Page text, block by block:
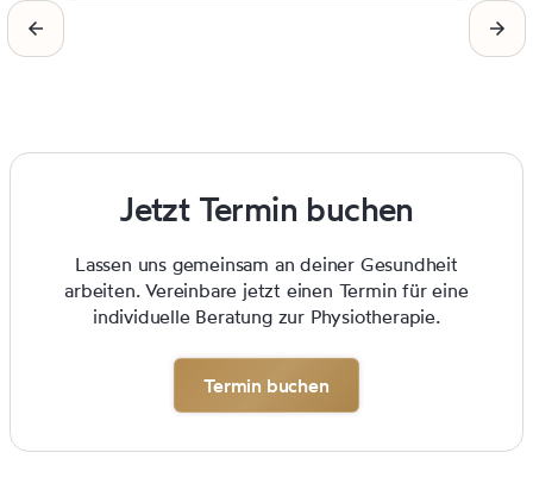
Jetzt Termin buchen
Lassen uns gemeinsam an deiner Gesundheit
arbeiten. Vereinbare jetzt einen Termin für eine
individuelle Beratung zur Physiotherapie.
Termin buchen